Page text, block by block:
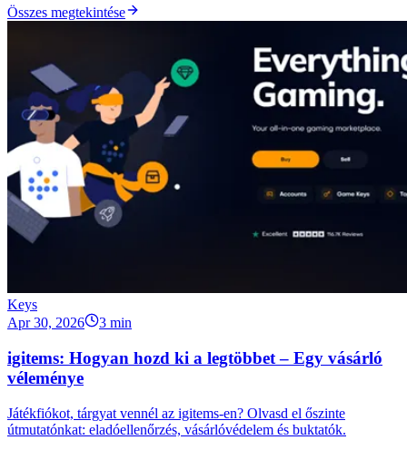
Összes megtekintése
Keys
Apr 30, 2026
3 min
igitems: Hogyan hozd ki a legtöbbet – Egy vásárló
véleménye
Játékfiókot, tárgyat vennél az igitems-en? Olvasd el őszinte
útmutatónkat: eladóellenőrzés, vásárlóvédelem és buktatók.